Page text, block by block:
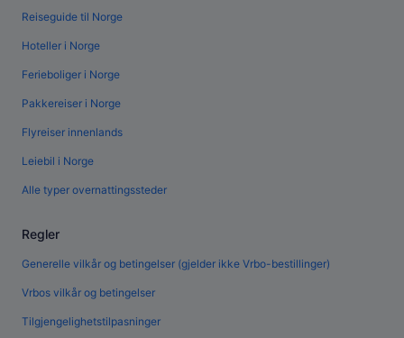
Reiseguide til Norge
Hoteller i Norge
Ferieboliger i Norge
Pakkereiser i Norge
Flyreiser innenlands
Leiebil i Norge
Alle typer overnattingssteder
Regler
Generelle vilkår og betingelser (gjelder ikke Vrbo-bestillinger)
Vrbos vilkår og betingelser
Tilgjengelighetstilpasninger